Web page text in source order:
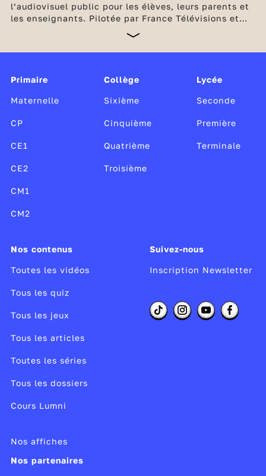
l’audiovisuel public pour les élèves, leurs parents et
les enseignants. Pilotée par France Télévisions et
unique, gratuite et sans publicité est soutenue par le
Canopé, le CLEMI, ainsi que par le ministère de la
Primaire
Maternelle
CP
CE1
CE2
CM1
CM2
Collège
Sixième
Cinquième
Quatrième
Troisième
Lycée
Seconde
Première
Terminale
Nos contenus
Toutes les vidéos
Tous les quiz
Tous les jeux
Tous les articles
Toutes les séries
Tous les dossiers
Cours Lumni
Suivez-nous
Inscription Newsletter
Nos affiches
Nos partenaires